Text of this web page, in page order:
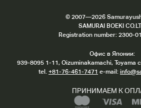
© 2007—2026
SAMURAI BOEKI
Registration number: 2300-
Офис в Японии:
939-8095 1-11, Oizuminakamachi, Toyama
tel. +81-76-461-7471 e-mail:
ПРИНИМАЕМ К